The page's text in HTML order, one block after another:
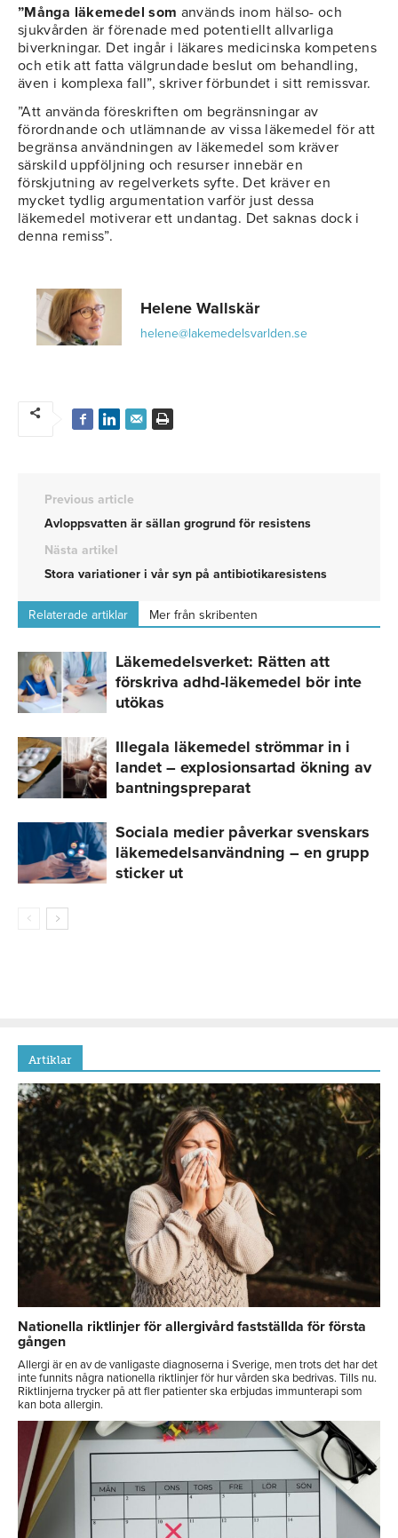
”Många läkemedel som används inom hälso- och
sjukvården är förenade med potentiellt allvarliga
biverkningar. Det ingår i läkares medicinska kompetens
och etik att fatta välgrundade beslut om behandling,
även i komplexa fall”, skriver förbundet i sitt remissvar.
”Att använda föreskriften om begränsningar av
förordnande och utlämnande av vissa läkemedel för att
begränsa användningen av läkemedel som kräver
särskild uppföljning och resurser innebär en
förskjutning av regelverkets syfte. Det kräver en
mycket tydlig argumentation varför just dessa
läkemedel motiverar ett undantag. Det saknas dock i
denna remiss”.
Helene Wallskär
helene@lakemedelsvarlden.se
Previous article
Avloppsvatten är sällan grogrund för resistens
Nästa artikel
Stora variationer i vår syn på antibiotikaresistens
Relaterade artiklar Mer från skribenten
Läkemedelsverket: Rätten att
förskriva adhd-läkemedel bör inte
utökas
Illegala läkemedel strömmar in i
landet – explosionsartad ökning av
bantningspreparat
Sociala medier påverkar svenskars
läkemedelsanvändning – en grupp
sticker ut
Artiklar
Nationella riktlinjer för allergivård fastställda för första
gången
Allergi är en av de vanligaste diagnoserna i Sverige, men trots det har det
inte funnits några nationella riktlinjer för hur vården ska bedrivas. Tills nu.
Riktlinjerna trycker på att fler patienter ska erbjudas immunterapi som
kan bota allergin.